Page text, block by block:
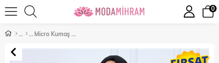
0
Micro Kumaş Detaylı Tesettür Abiye Yeşil 8619-2-48